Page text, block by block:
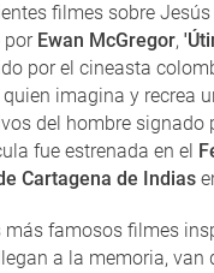
filmes sobre Jesús
por Ewan McGregor,
por el cineasta
quien imagina y recrea
del hombre signado
fue estrenada en el
Cartagena de Indias
más famosos filmes
a la memoria, van